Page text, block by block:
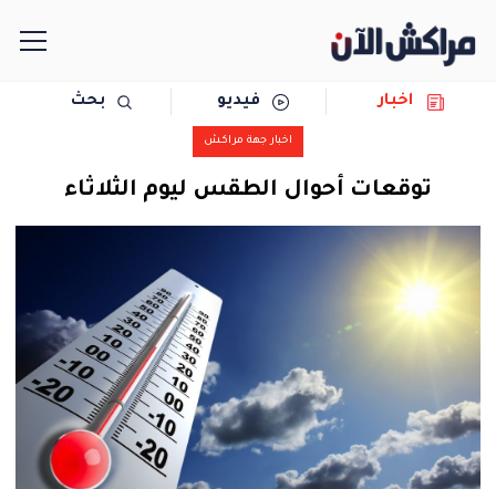
مجتمع
سياسة
رياضة
حوادث
المرأة
اخبار فيديو بحث
اخبار جهة مراكش
توقعات أحوال الطقس ليوم الثلاثاء